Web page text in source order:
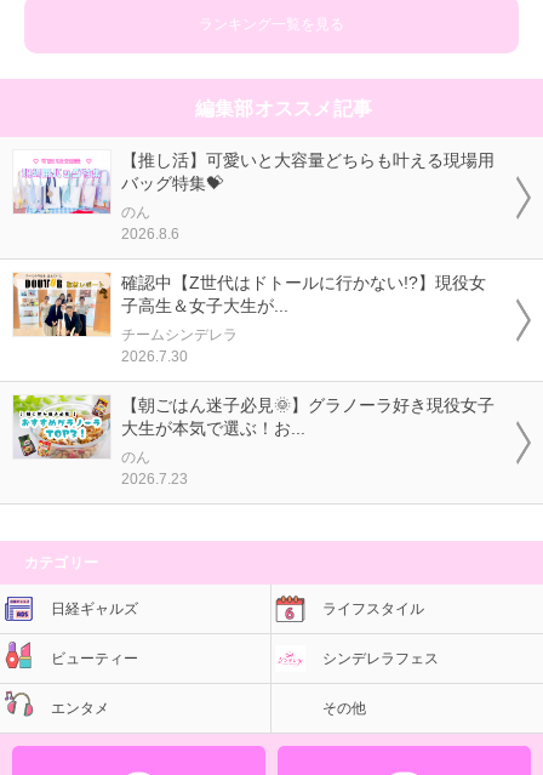
ランキング一覧を見る
編集部オススメ記事
【推し活】可愛いと大容量どちらも叶える現場用
バッグ特集💝
のん
2026.8.6
確認中【Z世代はドトールに行かない!?】現役女
子高生＆女子大生が...
チームシンデレラ
2026.7.30
【朝ごはん迷子必見🌞】グラノーラ好き現役女子
大生が本気で選ぶ！お...
のん
2026.7.23
カテゴリー
日経ギャルズ ライフスタイル
ビューティー シンデレラフェス
エンタメ その他